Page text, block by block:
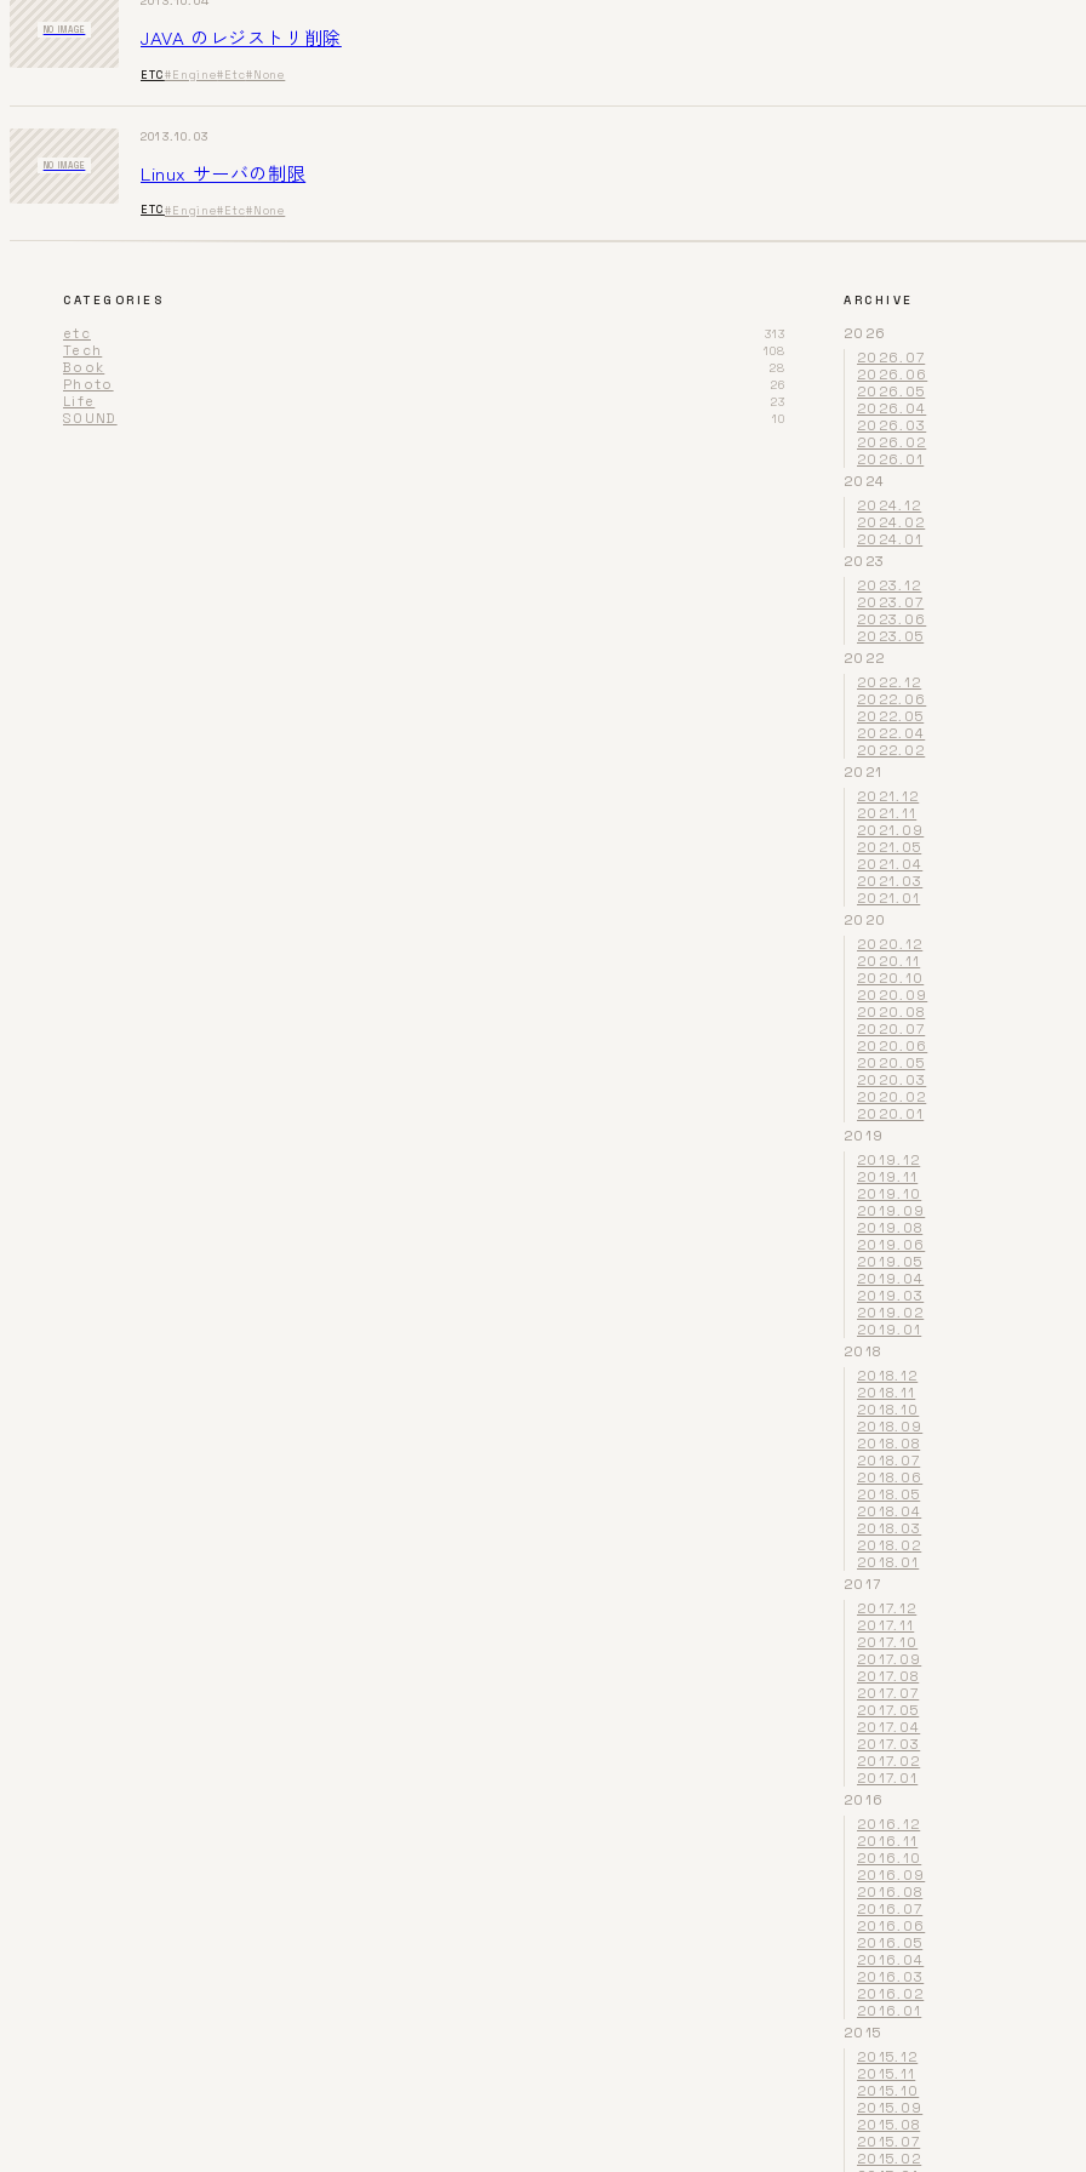
NO IMAGE JAVA のレジストリ削除
ETC#Engine#Etc#None
NO IMAGE
2013.10.03
Linux サーバの制限
ETC#Engine#Etc#None
CATEGORIES
etc 313
Tech 108
Book 28
Photo 26
Life 23
SOUND 10
ARCHIVE
2026
2026.07
2026.06
2026.05
2026.04
2026.03
2026.02
2026.01
2024
2024.12
2024.02
2024.01
2023
2023.12
2023.07
2023.06
2023.05
2022
2022.12
2022.06
2022.05
2022.04
2022.02
2021
2021.12
2021.11
2021.09
2021.05
2021.04
2021.03
2021.01
2020
2020.12
2020.11
2020.10
2020.09
2020.08
2020.07
2020.06
2020.05
2020.03
2020.02
2020.01
2019
2019.12
2019.11
2019.10
2019.09
2019.08
2019.06
2019.05
2019.04
2019.03
2019.02
2019.01
2018
2018.12
2018.11
2018.10
2018.09
2018.08
2018.07
2018.06
2018.05
2018.04
2018.03
2018.02
2018.01
2017
2017.12
2017.11
2017.10
2017.09
2017.08
2017.07
2017.05
2017.04
2017.03
2017.02
2017.01
2016
2016.12
2016.11
2016.10
2016.09
2016.08
2016.07
2016.06
2016.05
2016.04
2016.03
2016.02
2016.01
2015
2015.12
2015.11
2015.10
2015.09
2015.08
2015.07
2015.02